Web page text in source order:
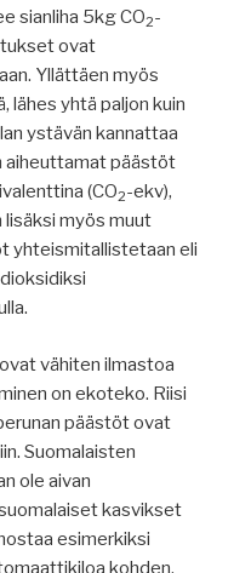
sianliha 5kg CO2-
ovat
Yllättäen myös
lähes yhtä paljon kuin
ystävän kannattaa
aiheuttamat päästöt
(CO2-ekv),
lisäksi myös muut
yhteismitallistetaan eli
vähiten ilmastoa
on ekoteko. Riisi
päästöt ovat
Suomalaisten
ole aivan
kasvikset
esimerkiksi
kohden.